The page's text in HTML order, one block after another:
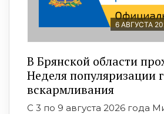
6 АВГУСТА
В Брянской области
Неделя популяризации
вскармливания
С 3 по 9 августа 2026 года